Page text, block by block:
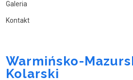
Galeria
Kontakt
Warmińsko-
Kolarski